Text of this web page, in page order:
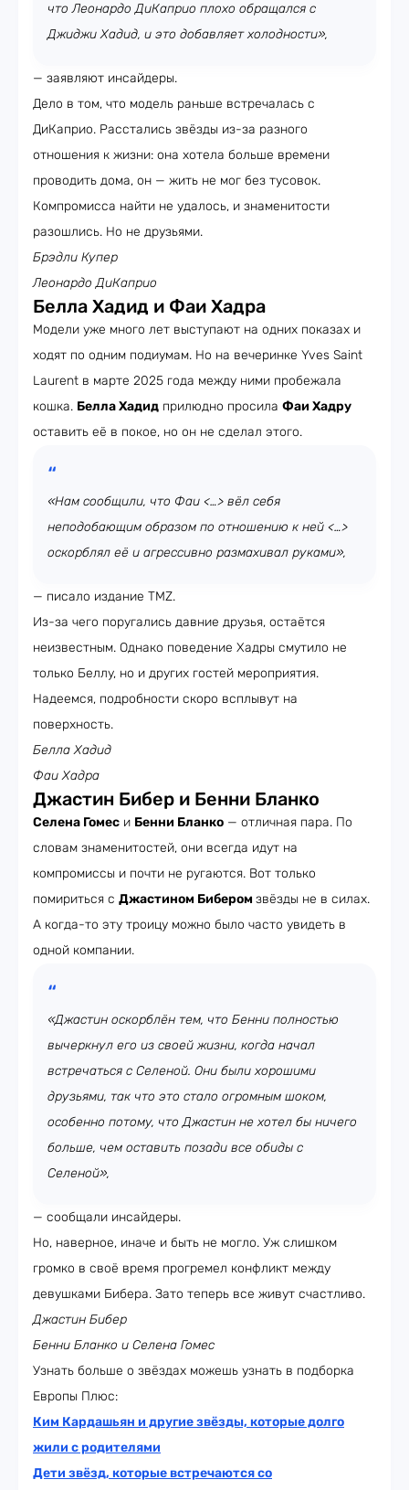
что Леонардо ДиКаприо плохо обращался с
Джиджи Хадид, и это добавляет холодности»,
— заявляют инсайдеры.
Дело в том, что модель раньше встречалась с
ДиКаприо. Расстались звёзды из-за разного
отношения к жизни: она хотела больше времени
проводить дома, он — жить не мог без тусовок.
Компромисса найти не удалось, и знаменитости
разошлись. Но не друзьями.
Брэдли Купер
Леонардо ДиКаприо
Белла Хадид и Фаи Хадра
Модели уже много лет выступают на одних показах и
ходят по одним подиумам. Но на вечеринке Yves Saint
Laurent в марте 2025 года между ними пробежала
кошка. Белла Хадид прилюдно просила Фаи Хадру
оставить её в покое, но он не сделал этого.
«Нам сообщили, что Фаи <…> вёл себя
неподобающим образом по отношению к ней <…>
оскорблял её и агрессивно размахивал руками»,
— писало издание TMZ.
Из-за чего поругались давние друзья, остаётся
неизвестным. Однако поведение Хадры смутило не
только Беллу, но и других гостей мероприятия.
Надеемся, подробности скоро всплывут на
поверхность.
Белла Хадид
Фаи Хадра
Джастин Бибер и Бенни Бланко
Селена Гомес и Бенни Бланко — отличная пара. По
словам знаменитостей, они всегда идут на
компромиссы и почти не ругаются. Вот только
помириться с Джастином Бибером звёзды не в силах.
А когда-то эту троицу можно было часто увидеть в
одной компании.
«Джастин оскорблён тем, что Бенни полностью
вычеркнул его из своей жизни, когда начал
встречаться с Селеной. Они были хорошими
друзьями, так что это стало огромным шоком,
особенно потому, что Джастин не хотел бы ничего
больше, чем оставить позади все обиды с
Селеной»,
— сообщали инсайдеры.
Но, наверное, иначе и быть не могло. Уж слишком
громко в своё время прогремел конфликт между
девушками Бибера. Зато теперь все живут счастливо.
Джастин Бибер
Бенни Бланко и Селена Гомес
Узнать больше о звёздах можешь узнать в подборка
Европы Плюс:
Ким Кардашьян и другие звёзды, которые долго
жили с родителями
Дети звёзд, которые встречаются со